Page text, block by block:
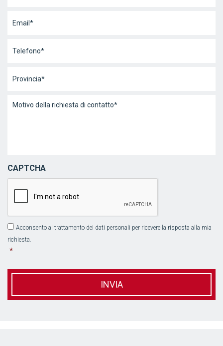
Email *
Telefono
Provincia
Messaggio
CAPTCHA
* Acconsento al trattamento dei dati personali per ricevere la risposta alla mia
richiesta.
*